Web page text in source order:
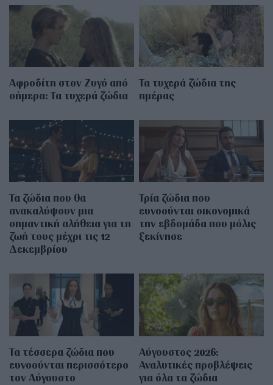
Αφροδίτη στον Ζυγό από
σήμερα: Τα τυχερά ζώδια
Τα τυχερά ζώδια της
ημέρας
Τα ζώδια που θα
ανακαλύψουν μια
σημαντική αλήθεια για τη
ζωή τους μέχρι τις 12
Δεκεμβρίου
Τρία ζώδια που
ευνοούνται οικονομικά
την εβδομάδα που μόλις
ξεκίνησε
Τα τέσσερα ζώδια που
ευνοούνται περισσότερο
τον Αύγουστο
Αύγουστος 2026:
Αναλυτικές προβλέψεις
για όλα τα ζώδια